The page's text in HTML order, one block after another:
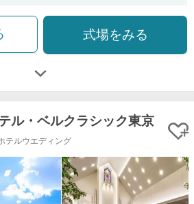
式場をみる
ル・ベルクラシック東京
テルウエディング